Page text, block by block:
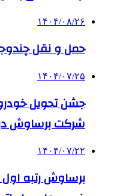
۱۴۰۴/۰۸/۲۶
حمل و نقل
۱۴۰۴/۰۷/۲۵
جشن تحویل
شرکت برساوش در
۱۴۰۴/۰۷/۲۲
برساوش رتبه